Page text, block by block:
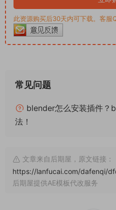
此资源购买后30天内可下载。客
常见问题
blender怎么安装插件？
法！
文章来自后期屋，原文链接：
https://lanfucai.com/dafenqi/
后期屋提供AE模板代改服务